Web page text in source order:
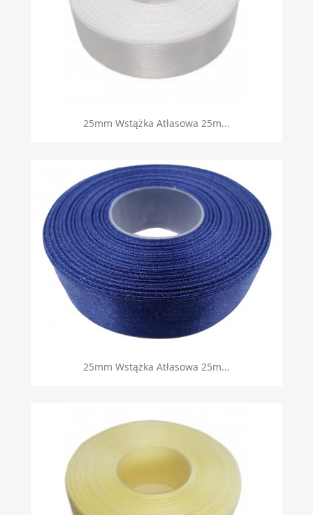
25mm Wstążka Atłasowa 25m...
25mm Wstążka Atłasowa 25m...